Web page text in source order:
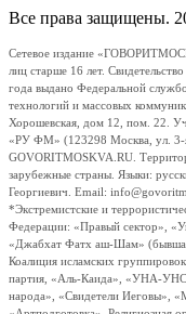
Все права защищены.
Сетевое издание
лиц старше 16 лет.
года выдано Федеральной
технологий и массовых
Хорошевская, дом 12, пом. 22.
«РУ ФМ» (123298 Москва, ул. 3-
GOVORITMOSKVA.RU.
зарубежные страны. Языки:
Георгиевич. Email:
*Экстремистские и
Федерации: «Правый сектор»,
«Джабхат Фатх аш-Шам»
Коалиция исламских
партия, «Аль-Каида», «УНА-
народа», «Свидетели Иеговы»,